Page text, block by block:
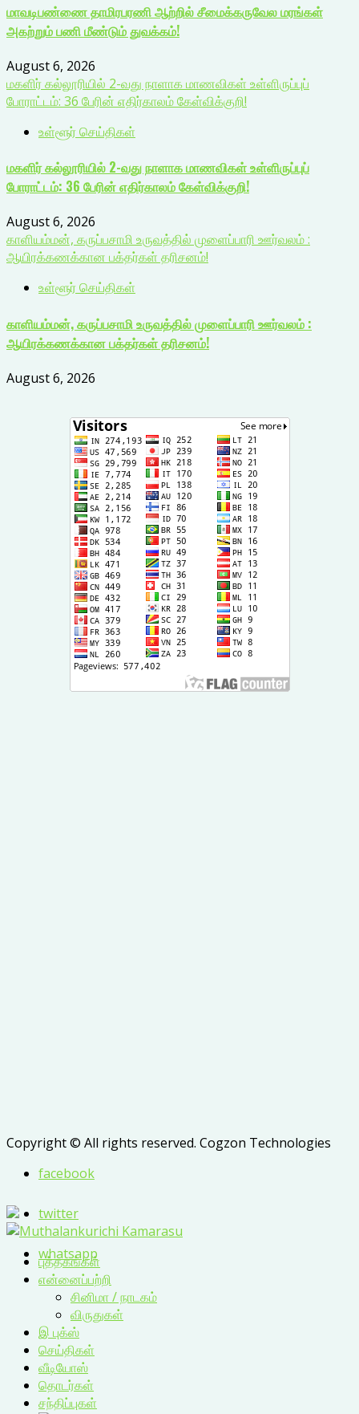
மாவடிபண்ணை தாமிரபரணி ஆற்றில் சீமைக்கருவேல மரங்கள்
அகற்றும் பணி மீண்டும் துவக்கம்!
August 6, 2026
மகளிர் கல்லூரியில் 2-வது நாளாக மாணவிகள் உள்ளிருப்புப்
போராட்டம்: 36 பேரின் எதிர்காலம் கேள்விக்குறி!
உள்ளூர் செய்திகள்
மகளிர் கல்லூரியில் 2-வது நாளாக மாணவிகள் உள்ளிருப்புப்
போராட்டம்: 36 பேரின் எதிர்காலம் கேள்விக்குறி!
August 6, 2026
காளியம்மன், கருப்பசாமி உருவத்தில் முளைப்பாரி ஊர்வலம் :
ஆயிரக்கணக்கான பக்தர்கள் தரிசனம்!
உள்ளூர் செய்திகள்
காளியம்மன், கருப்பசாமி உருவத்தில் முளைப்பாரி ஊர்வலம் :
ஆயிரக்கணக்கான பக்தர்கள் தரிசனம்!
August 6, 2026
Copyright © All rights reserved. Cogzon Technologies
facebook
twitter
whatsapp
புத்தகங்கள்
என்னைப்பற்றி
சினிமா / நாடகம்
விருதுகள்
இ புக்ஸ்
செய்திகள்
வீடியோஸ்
தொடர்கள்
சந்திப்புகள்